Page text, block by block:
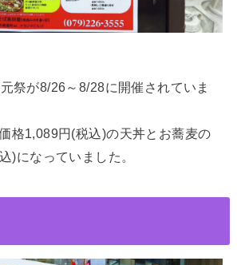
祭が8/26～8/28に開催されていま
格1,089円(税込)の天丼とお蕎麦の
)になっていました。